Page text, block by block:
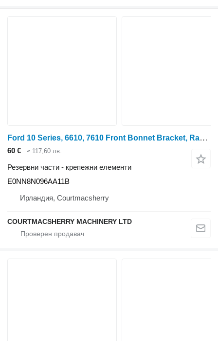
Ford 10 Series, 6610, 7610 Front Bonnet Bracket, Radiator Shell E0nn8 E0NN8N096AA11B за колесен трактор
60 € ≈ 117,60 лв.
Резервни части - крепежни елементи
E0NN8N096AA11B
Ирландия, Courtmacsherry
COURTMACSHERRY MACHINERY LTD